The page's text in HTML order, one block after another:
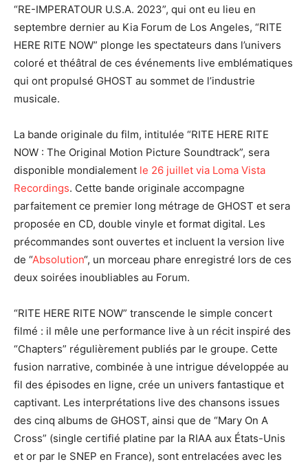
“RE-IMPERATOUR U.S.A. 2023”, qui ont eu lieu en
septembre dernier au Kia Forum de Los Angeles, “RITE
HERE RITE NOW” plonge les spectateurs dans l’univers
coloré et théâtral de ces événements live emblématiques
qui ont propulsé GHOST au sommet de l’industrie
musicale.
La bande originale du film, intitulée “RITE HERE RITE
NOW : The Original Motion Picture Soundtrack”, sera
disponible mondialement le 26 juillet via Loma Vista
Recordings. Cette bande originale accompagne
parfaitement ce premier long métrage de GHOST et sera
proposée en CD, double vinyle et format digital. Les
précommandes sont ouvertes et incluent la version live
de “Absolution“, un morceau phare enregistré lors de ces
deux soirées inoubliables au Forum.
“RITE HERE RITE NOW” transcende le simple concert
filmé : il mêle une performance live à un récit inspiré des
“Chapters” régulièrement publiés par le groupe. Cette
fusion narrative, combinée à une intrigue développée au
fil des épisodes en ligne, crée un univers fantastique et
captivant. Les interprétations live des chansons issues
des cinq albums de GHOST, ainsi que de “Mary On A
Cross” (single certifié platine par la RIAA aux États-Unis
et or par le SNEP en France), sont entrelacées avec les